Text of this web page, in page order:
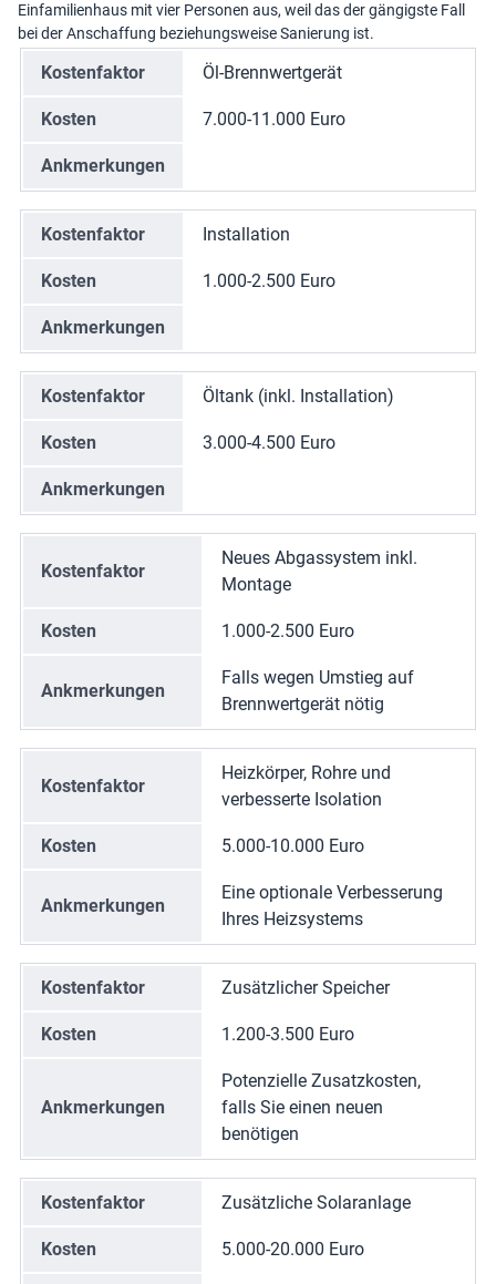
Einfamilienhaus mit vier Personen aus, weil das der gängigste Fall
bei der Anschaffung beziehungsweise Sanierung ist.
Kostenfaktor Öl-Brennwertgerät
Kosten 7.000-11.000 Euro
Ankmerkungen
Kostenfaktor Installation
Kosten 1.000-2.500 Euro
Ankmerkungen
Kostenfaktor Öltank (inkl. Installation)
Kosten 3.000-4.500 Euro
Ankmerkungen
Kostenfaktor
Neues Abgassystem inkl.
Montage
Kosten 1.000-2.500 Euro
Ankmerkungen
Falls wegen Umstieg auf
Brennwertgerät nötig
Kostenfaktor
Heizkörper, Rohre und
verbesserte Isolation
Kosten 5.000-10.000 Euro
Ankmerkungen
Eine optionale Verbesserung
Ihres Heizsystems
Kostenfaktor Zusätzlicher Speicher
Kosten 1.200-3.500 Euro
Ankmerkungen
Potenzielle Zusatzkosten,
falls Sie einen neuen
benötigen
Kostenfaktor Zusätzliche Solaranlage
Kosten 5.000-20.000 Euro